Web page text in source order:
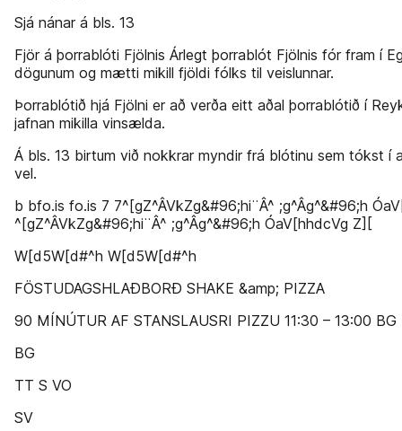
Sjá nánar á bls. 13
Fjör á þorrablóti Fjölnis Árlegt þorrablót Fjölnis fór fram í
dögunum og mætti mikill fjöldi fólks til veislunnar.
Þorrablótið hjá Fjölni er að verða eitt aðal þorrablótið í
jafnan mikilla vinsælda.
Á bls. 13 birtum við nokkrar myndir frá blótinu sem tókst í
vel.
b bfo.is fo.is 7 7^[gZ^ÂVkZg&#96;hi¨Â^ ;g^Âg^&#96;h
^[gZ^ÂVkZg&#96;hi¨Â^ ;g^Âg^&#96;h ÓaV[hhdcVg Z][
W[d5W[d#^h W[d5W[d#^h
FÖSTUDAGSHLAÐBORÐ SHAKE &amp; PIZZA
90 MÍNÚTUR AF STANSLAUSRI PIZZU 11:30 – 13:00 BG
BG
TT S VO
SV